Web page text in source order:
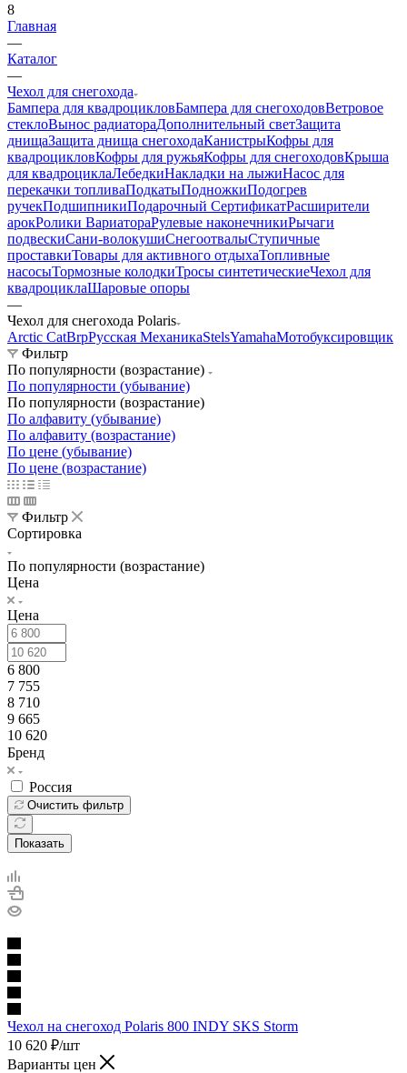
8
Главная
—
Каталог
—
Чехол для снегохода
Бампера для квадроцикловБампера для снегоходовВетровое
стеклоВынос радиатораДополнительный светЗащита
днищаЗащита днища снегоходаКанистрыКофры для
квадроцикловКофры для ружьяКофры для снегоходовКрыша
для квадроциклаЛебедкиНакладки на лыжиНасос для
перекачки топливаПодкатыПодножкиПодогрев
ручекПодшипникиПодарочный СертификатРасширители
арокРолики ВариатораРулевые наконечникиРычаги
подвескиСани-волокушиСнегоотвалыСтупичные
проставкиТовары для активного отдыхаТопливные
насосыТормозные колодкиТросы синтетическиеЧехол для
квадроциклаШаровые опоры
—
Чехол для снегохода Polaris
Arctic CatBrpРусская МеханикаStelsYamahaМотобуксировщик
Фильтр
По популярности (возрастание)
По популярности (убывание)
По популярности (возрастание)
По алфавиту (убывание)
По алфавиту (возрастание)
По цене (убывание)
По цене (возрастание)
Фильтр
Сортировка
По популярности (возрастание)
Цена
Цена
6 800
7 755
8 710
9 665
10 620
Бренд
Россия
Очистить фильтр
Показать
Чехол на снегоход Polaris 800 INDY SKS Storm
10 620 ₽/шт
Варианты цен